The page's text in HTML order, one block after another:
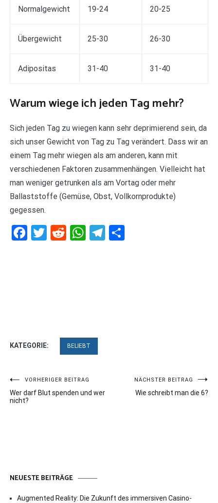
Normalgewicht 19-24 20-25
Übergewicht 25-30 26-30
Adipositas 31-40 31-40
Warum wiege ich jeden Tag mehr?
Sich jeden Tag zu wiegen kann sehr deprimierend sein, da
sich unser Gewicht von Tag zu Tag verändert. Dass wir an
einem Tag mehr wiegen als am anderen, kann mit
verschiedenen Faktoren zusammenhängen. Vielleicht hat
man weniger getrunken als am Vortag oder mehr
Ballaststoffe (Gemüse, Obst, Vollkornprodukte)
gegessen.
Facebook
Twitter
RedditWhatsApp
Telegram
KATEGORIE: BELIEBT
Beitragsnavigation
VORHERIGER BEITRAG
Wer darf Blut spenden und wer
nicht?
NÄCHSTER BEITRAG
Wie schreibt man die 6?
NEUESTE BEITRÄGE
Augmented Reality: Die Zukunft des immersiven Casino-